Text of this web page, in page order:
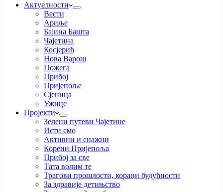
Актуелности
Вести
Ариље
Бајина Башта
Чајетина
Косјерић
Нова Варош
Пожега
Прибој
Пријепоље
Сјеница
Ужице
Пројекти
Зелени путеви Чајетине
Исти смо
Активни и снажни
Корени Пријепоља
Прибој за све
Тата волим те
Трагови прошлости, кораци будућности
За здравије детињство